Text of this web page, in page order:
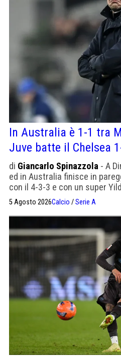
In Australia è 1-1 tra
Juve batte il Chelsea
di Giancarlo Spinazzola - A
ed in Australia finisce in
con il 4-3-3 e con un super
5 Agosto 2026Calcio /Serie A